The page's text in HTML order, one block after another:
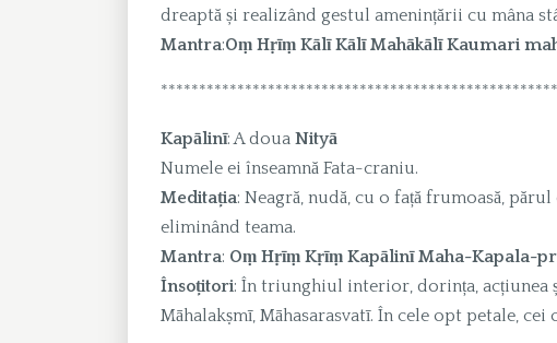
dreaptă și realizând gestul amenințării cu mâna
Mantra:Oṃ Hṛīṃ Kālī Kālī Mahākālī Kaumari
Kapālinī: A doua Nityā
Numele ei înseamnă Fata-craniu.
Meditația: Neagră, nudă, cu o față frumoasă,
eliminând teama.
Mantra: Oṃ Hṛīṃ Kṛīṃ Kapālinī Maha-Kapala-
Însoțitori: În triunghiul interior, dorința, acțiunea
Māhalakṣmī, Māhasarasvatī. În cele opt petale,